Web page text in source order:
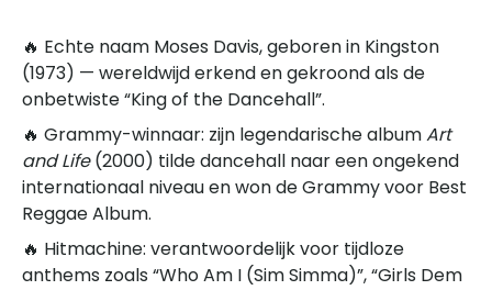
🔥 Echte naam Moses Davis, geboren in Kingston
(1973) — wereldwijd erkend en gekroond als de
onbetwiste “King of the Dancehall”.
🔥 Grammy-winnaar: zijn legendarische albumArt
and Life(2000) tilde dancehall naar een ongekend
internationaal niveau en won de Grammy voor Best
Reggae Album.
🔥 Hitmachine: verantwoordelijk voor tijdloze
anthems zoals “Who Am I (Sim Simma)”, “Girls Dem